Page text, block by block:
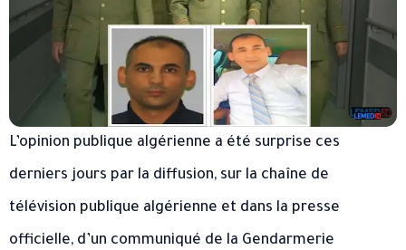
L’opinion publique algérienne a été surprise ces
derniers jours par la diffusion, sur la chaîne de
télévision publique algérienne et dans la presse
officielle, d’un communiqué de la Gendarmerie